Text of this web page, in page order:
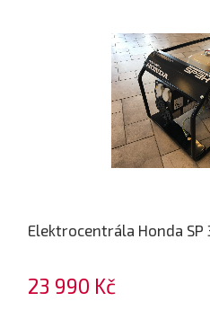
Elektrocentrála Honda SP
23 990 Kč